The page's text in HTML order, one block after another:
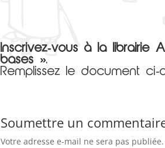
Inscrivez-vous à la
bases ».
Remplissez le document
Soumettre un
Votre adresse e-mail ne sera pas publiée.